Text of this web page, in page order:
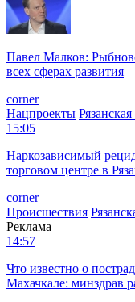
Павел Малков:
всех сферах развития
corner
Нацпроекты
15:05
Наркозависимый
торговом центре в
corner
Происшествия
Реклама
14:57
Что известно о
Махачкале: минздрав